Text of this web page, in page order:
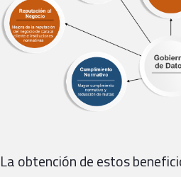
La obtención de estos